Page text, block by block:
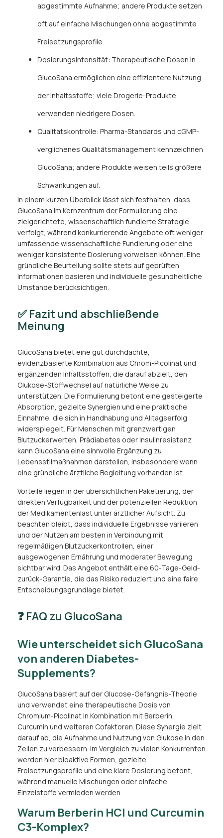
abgestimmte Aufnahme; andere Produkte setzen
oft auf einfache Mischungen ohne abgestimmte
Freisetzungsprofile.
Dosierungsintensität: Therapeutische Dosen in
GlucoSana ermöglichen eine effizientere Nutzung
der Inhaltsstoffe; viele Drogerie-Produkte
verwenden niedrigere Dosen.
Qualitätskontrolle: Pharma-Standards und cGMP-
verglichenes Qualitätsmanagement kennzeichnen
GlucoSana; andere Produkte weisen teils größere
Schwankungen auf.
In einem kurzen Überblick lässt sich festhalten, dass
GlucoSana im Kernzentrum der Formulierung eine
zielgerichtete, wissenschaftlich fundierte Strategie
verfolgt, während konkurrierende Angebote oft weniger
umfassende wissenschaftliche Fundierung oder eine
weniger konsistente Dosierung vorweisen können. Eine
gründliche Beurteilung sollte stets auf geprüften
Informationen basieren und individuelle gesundheitliche
Umstände berücksichtigen.
✅ Fazit und abschließende
Meinung
GlucoSana bietet eine gut durchdachte,
evidenzbasierte Kombination aus Chrom-Picolinat und
ergänzenden Inhaltsstoffen, die darauf abzielt, den
Glukose-Stoffwechsel auf natürliche Weise zu
unterstützen. Die Formulierung betont eine gesteigerte
Absorption, gezielte Synergien und eine praktische
Einnahme, die sich in Handhabung und Alltagserfolg
widerspiegelt. Für Menschen mit grenzwertigen
Blutzuckerwerten, Prädiabetes oder Insulinresistenz
kann GlucoSana eine sinnvolle Ergänzung zu
Lebensstilmaßnahmen darstellen, insbesondere wenn
eine gründliche ärztliche Begleitung vorhanden ist.
Vorteile liegen in der übersichtlichen Paketierung, der
direkten Verfügbarkeit und der potenziellen Reduktion
der Medikamentenlast unter ärztlicher Aufsicht. Zu
beachten bleibt, dass individuelle Ergebnisse variieren
und der Nutzen am besten in Verbindung mit
regelmäßigen Blutzuckerkontrollen, einer
ausgewogenen Ernährung und moderater Bewegung
sichtbar wird. Das Angebot enthält eine 60-Tage-Geld-
zurück-Garantie, die das Risiko reduziert und eine faire
Entscheidungsgrundlage bietet.
❓ FAQ zu GlucoSana
Wie unterscheidet sich GlucoSana
von anderen Diabetes-
Supplements?
GlucoSana basiert auf der Glucose-Gefängnis-Theorie
und verwendet eine therapeutische Dosis von
Chromium-Picolinat in Kombination mit Berberin,
Curcumin und weiteren Cofaktoren. Diese Synergie zielt
darauf ab, die Aufnahme und Nutzung von Glukose in den
Zellen zu verbessern. Im Vergleich zu vielen Konkurrenten
werden hier bioaktive Formen, gezielte
Freisetzungsprofile und eine klare Dosierung betont,
während manuelle Mischungen oder einfache
Einzelstoffe vermieden werden.
Warum Berberin HCl und Curcumin
C3-Komplex?